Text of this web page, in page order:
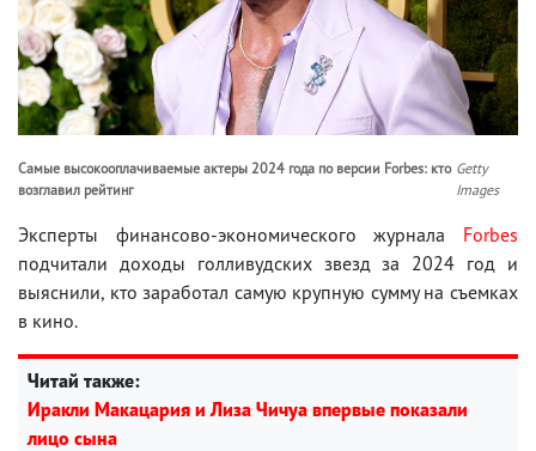
Самые высокооплачиваемые актеры 2024 года по версии Forbes: кто
возглавил рейтинг
Getty
Images
Эксперты финансово-экономического журнала Forbes
подчитали доходы голливудских звезд за 2024 год и
выяснили, кто заработал самую крупную сумму на съемках
в кино.
Читай также:
Иракли Макацария и Лиза Чичуа впервые показали
лицо сына